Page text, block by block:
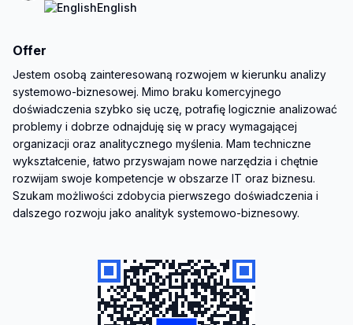
English
Offer
Jestem osobą zainteresowaną rozwojem w kierunku analizy
systemowo-biznesowej. Mimo braku komercyjnego
doświadczenia szybko się uczę, potrafię logicznie analizować
problemy i dobrze odnajduję się w pracy wymagającej
organizacji oraz analitycznego myślenia. Mam techniczne
wykształcenie, łatwo przyswajam nowe narzędzia i chętnie
rozwijam swoje kompetencje w obszarze IT oraz biznesu.
Szukam możliwości zdobycia pierwszego doświadczenia i
dalszego rozwoju jako analityk systemowo-biznesowy.